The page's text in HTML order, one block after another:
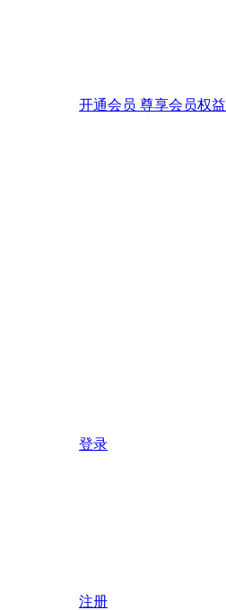
开通会员 尊享会员权益
登录
注册